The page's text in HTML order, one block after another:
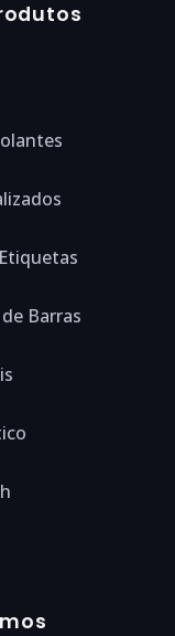
Barras